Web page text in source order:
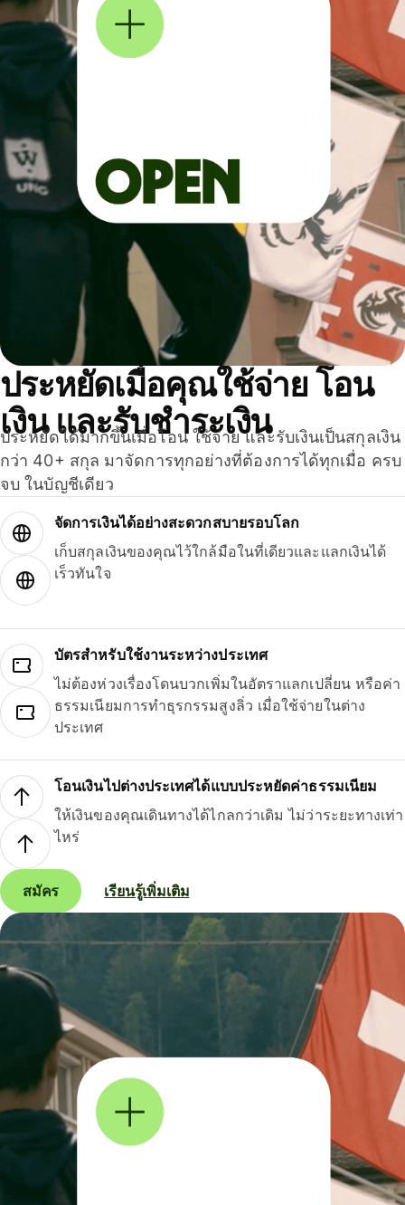
ประหยัดเมื่อคุณใช้จ่าย โอน
เงิน และรับชำระเงิน
ประหยัดได้มากขึ้นเมื่อโอน ใช้จ่าย และรับเงินเป็นสกุลเงิน
กว่า 40+ สกุล มาจัดการทุกอย่างที่ต้องการได้ทุกเมื่อ ครบ
จบ ในบัญชีเดียว
จัดการเงินได้อย่างสะดวกสบายรอบโลก
เก็บสกุลเงินของคุณไว้ใกล้มือในที่เดียวและแลกเงินได้
เร็วทันใจ
บัตรสำหรับใช้งานระหว่างประเทศ
ไม่ต้องห่วงเรื่องโดนบวกเพิ่มในอัตราแลกเปลี่ยน หรือค่า
ธรรมเนียมการทำธุรกรรมสูงลิ่ว เมื่อใช้จ่ายในต่าง
ประเทศ
โอนเงินไปต่างประเทศได้แบบประหยัดค่าธรรมเนียม
ให้เงินของคุณเดินทางได้ไกลกว่าเดิม ไม่ว่าระยะทางเท่า
ไหร่
สมัคร เรียนรู้เพิ่มเติม